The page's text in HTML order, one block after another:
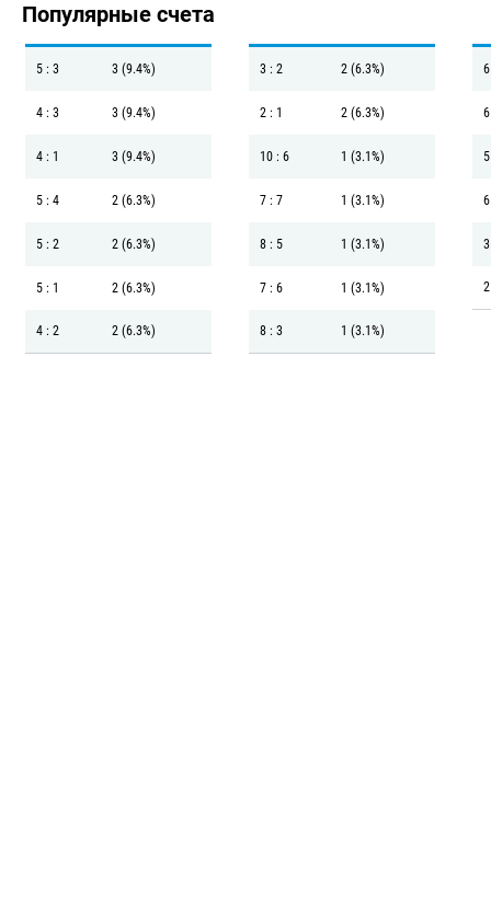
Популярные счета
5 : 3 3 (9.4%)
4 : 3 3 (9.4%)
4 : 1 3 (9.4%)
5 : 4 2 (6.3%)
5 : 2 2 (6.3%)
5 : 1 2 (6.3%)
4 : 2 2 (6.3%)
3 : 2 2 (6.3%)
2 : 1 2 (6.3%)
10 : 6 1 (3.1%)
7 : 7 1 (3.1%)
8 : 5 1 (3.1%)
7 : 6 1 (3.1%)
8 : 3 1 (3.1%)